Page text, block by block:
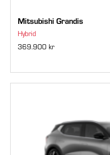
Mitsubishi Grandis
Hybrid
369.900 kr